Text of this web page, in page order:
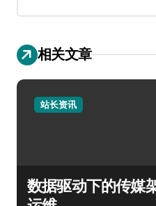
相关文章
站长资讯
数据驱动下的传媒